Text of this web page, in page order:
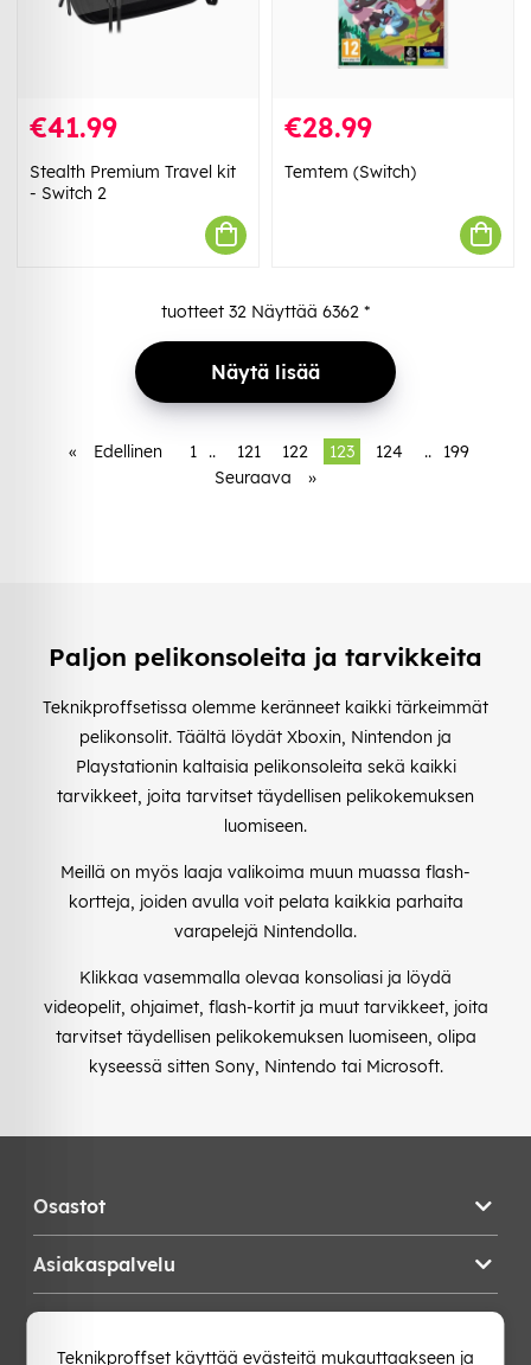
€41.99
Stealth Premium Travel kit
- Switch 2
€28.99
Temtem (Switch)
tuotteet 32 Näyttää 6362 *
Näytä lisää
« Edellinen 1 .. 121 122 123 124 ..
199
Seuraava
»
Paljon pelikonsoleita ja tarvikkeita
Teknikproffsetissa olemme keränneet kaikki tärkeimmät
pelikonsolit. Täältä löydät Xboxin, Nintendon ja
Playstationin kaltaisia pelikonsoleita sekä kaikki
tarvikkeet, joita tarvitset täydellisen pelikokemuksen
luomiseen.
Meillä on myös laaja valikoima muun muassa flash-
kortteja, joiden avulla voit pelata kaikkia parhaita
varapelejä Nintendolla.
Klikkaa vasemmalla olevaa konsoliasi ja löydä
videopelit, ohjaimet, flash-kortit ja muut tarvikkeet, joita
tarvitset täydellisen pelikokemuksen luomiseen, olipa
kyseessä sitten Sony, Nintendo tai Microsoft.
Osastot
Asiakaspalvelu
Teknikproffset käyttää evästeitä mukauttaakseen ja